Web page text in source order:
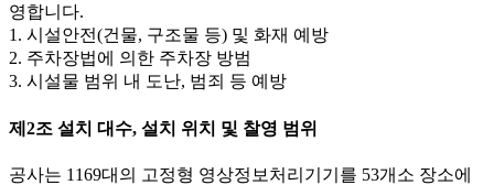
영합니다.
1. 시설안전(건물, 구조물 등) 및 화재 예방
2. 주차장법에 의한 주차장 방범
3. 시설물 범위 내 도난, 범죄 등 예방
제2조 설치 대수, 설치 위치 및 찰영 범위
공사는 1169대의 고정형 영상정보처리기기를 53개소 장소에